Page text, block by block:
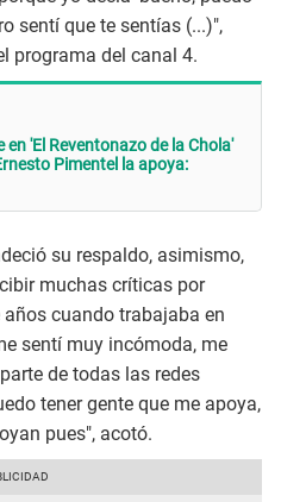
sentí que te sentías (...)",
programa del canal 4.
en 'El Reventonazo de la Chola'
Pimentel la apoya:
su respaldo, asimismo,
muchas críticas por
cuando trabajaba en
sentí muy incómoda, me
de todas las redes
tener gente que me apoya,
pues", acotó.